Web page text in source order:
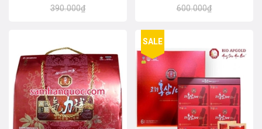
390.000₫ 600.000₫
SALE